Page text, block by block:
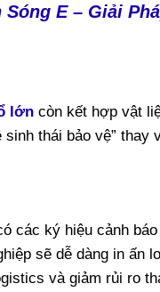
Sóng E – Giải
lớn còn kết hợp vật
sinh thái bảo vệ”
ký hiệu cảnh báo
sẽ dễ dàng in ấn
và giảm rủi ro